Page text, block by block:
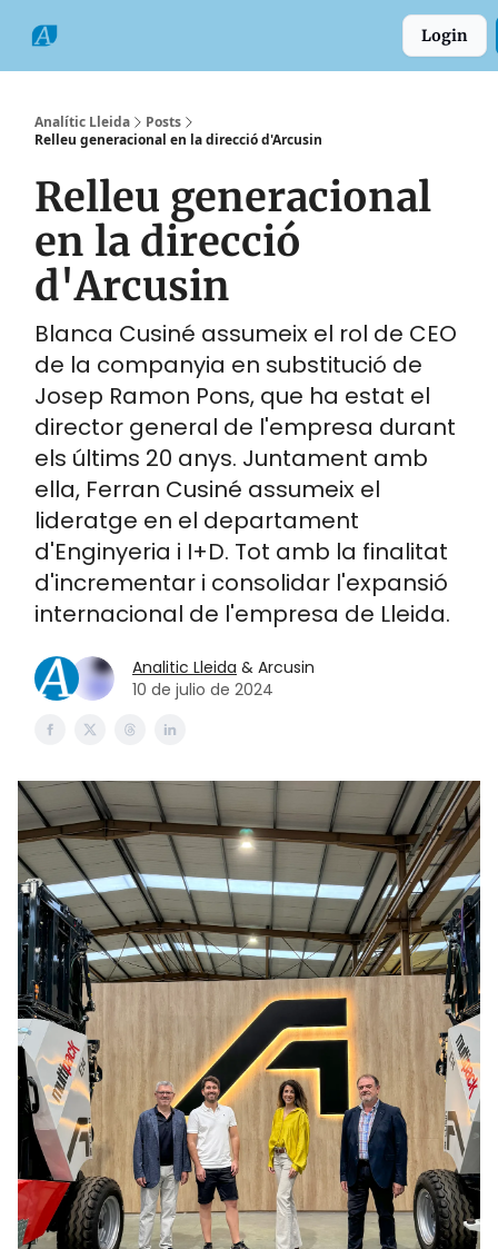
Login
Analític Lleida
Posts
Relleu generacional en la direcció d'Arcusin
Relleu generacional
en la direcció
d'Arcusin
Blanca Cusiné assumeix el rol de CEO
de la companyia en substitució de
Josep Ramon Pons, que ha estat el
director general de l'empresa durant
els últims 20 anys. Juntament amb
ella, Ferran Cusiné assumeix el
lideratge en el departament
d'Enginyeria i I+D. Tot amb la finalitat
d'incrementar i consolidar l'expansió
internacional de l'empresa de Lleida.
Analitic Lleida & Arcusin
10 de julio de 2024